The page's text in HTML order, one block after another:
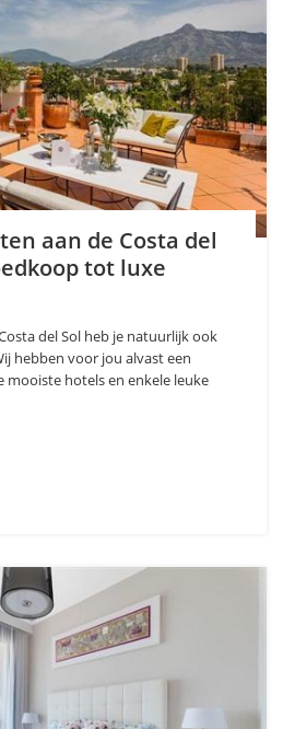
aan de Costa del
tot luxe
del Sol heb je natuurlijk ook
hebben voor jou alvast een
mooiste hotels en enkele leuke